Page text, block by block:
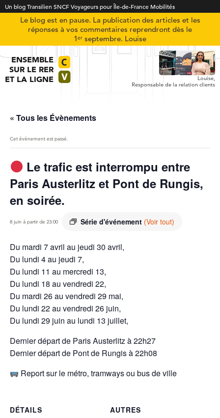
Un blog Transilien SNCF Voyageurs pour Île-de-France Mobilités
Le blog est en pause. La publication des articles et les
réponses à vos commentaires reprendront dès le
1ᵉʳ septembre. Louise
ENSEMBLE
SUR LE RER
ET LA LIGNE
Louise,
Responsable de la relation clients
« Tous les Évènements
Cet évènement est passé.
Le trafic est interrompu entre
Paris Austerlitz et Pont de Rungis,
en soirée.
8 juin à partir de 23:00 Série d'événement (Voir tout)
Du mardi 7 avril au jeudi 30 avril,
Du lundi 4 au jeudi 7,
Du lundi 11 au mercredi 13,
Du lundi 18 au vendredi 22,
Du mardi 26 au vendredi 29 mai,
Du lundi 22 au vendredi 26 juin,
Du lundi 29 juin au lundi 13 juillet,
Dernier départ de Paris Austerlitz à 22h27
Dernier départ de Pont de Rungis à 22h08
Report sur le métro, tramways ou bus de ville
DÉTAILS
AUTRES